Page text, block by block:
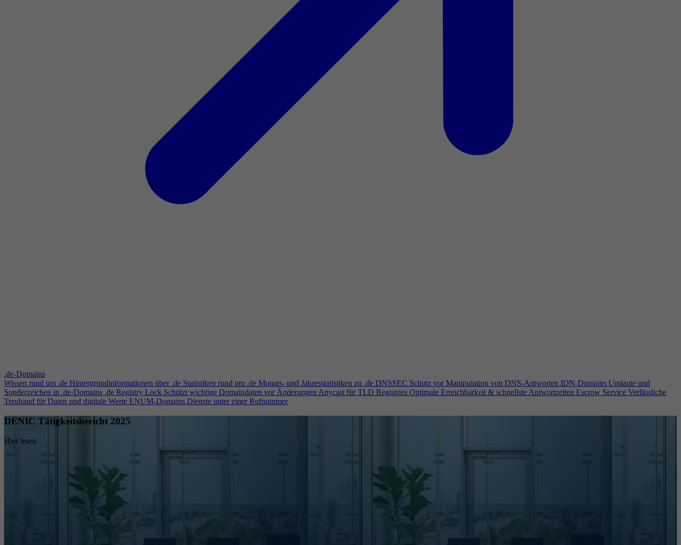
.de-Domains
Wissen rund um .de Hintergrundinformationen über .de Statistiken rund um .de Monats- und Jahresstatistiken zu .de DNSSEC Schutz vor Manipulation von DNS-Antworten IDN-Domains Umlaute und
Sonderzeichen in .de-Domains .de Registry Lock Schützt wichtige Domaindaten vor ÄnderungenAnycast für TLD Registries Optimale Erreichbarkeit & schnellste Antwortzeiten Escrow Service Verlässliche
Treuhand für Daten und digitale Werte ENUM-Domains Dienste unter einer Rufnummer
DENIC Tätigkeitsbericht 2025
Hier lesen